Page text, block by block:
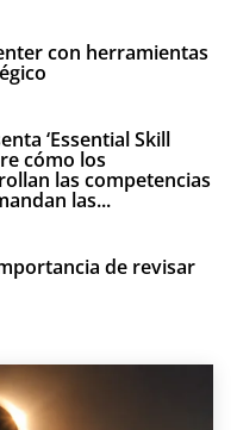
con herramientas
‘Essential Skill
cómo los
las competencias
las...
de revisar